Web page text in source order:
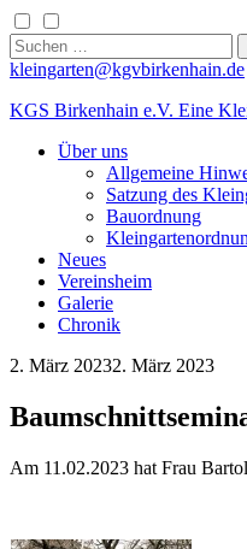
Skip
to
content
Suchen
nach:
kleingarten@kgvbirkenhain.de
KGS Birkenhain e.V. Eine
Über uns
Allgemeine
Satzung des
Bauordnung
Neues
Vereinsheim
Galerie
Chronik
2. März 20232. März 2023
Am 11.02.2023 hat Frau